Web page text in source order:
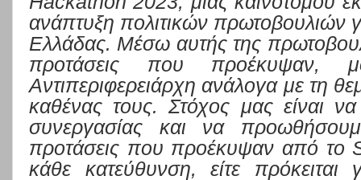
ανάπτυξη πολιτικών πρωτοβουλιών
Ελλάδας. Μέσω αυτής της
προτάσεις που προέκυψαν,
Αντιπεριφερειάρχη ανάλογα με τη
καθένας τους. Στόχος μας είναι
συνεργασίας και να
προτάσεις που προέκυψαν από το
κάθε κατεύθυνση, είτε